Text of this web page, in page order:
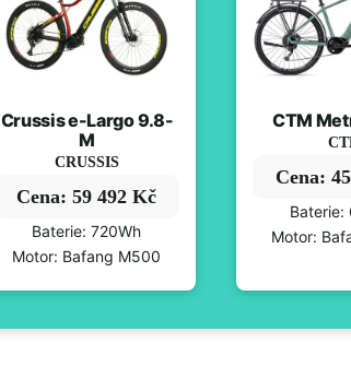
Crussis e-Largo 9.8-
M
CRUSSIS
Cena: 59 492 Kč
Baterie: 720Wh
Motor: Bafang M500
CTM
Cena:
Baterie:
Motor: